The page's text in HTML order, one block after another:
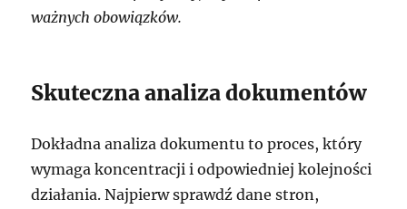
ważnych obowiązków.
Skuteczna analiza dokumentów
Dokładna analiza dokumentu to proces, który
wymaga koncentracji i odpowiedniej kolejności
działania. Najpierw sprawdź dane stron,